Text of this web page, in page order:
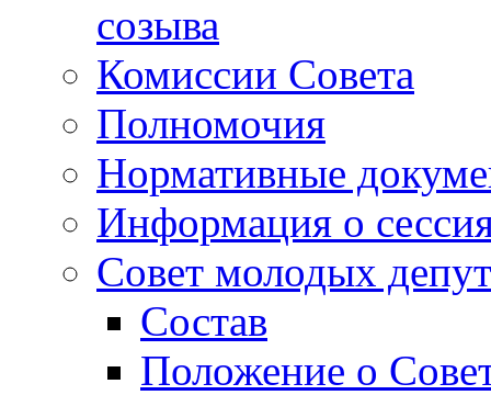
созыва
Комиссии Совета
Полномочия
Нормативные
Информация о
Совет молодых
Состав
Положение о